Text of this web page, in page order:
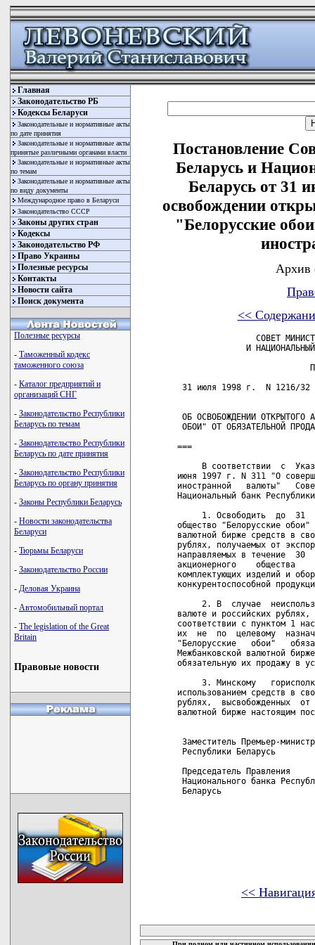
Главная
Законодательство РБ
Кодексы Беларуси
Законодательные и нормативные акты
по дате принятия
Законодательные и нормативные акты
принятые различными органами власти
Законодательные и нормативные акты
по темам
Законодательные и нормативные акты
по виду документы
Международное право в Беларуси
Законодательство СССР
Законы других стран
Кодексы
Законодательство РФ
Право Украины
Полезные ресурсы
Контакты
Новости сайта
Поиск документа
Полезные ресурсы
- Таможенный кодекс
таможенного союза
- Каталог предприятий и
организаций СНГ
- Законодательство Республики
Беларусь по темам
- Законодательство Республики
Беларусь по дате принятия
- Законодательство Республики
Беларусь по органу принятия
- Законы Республики Беларусь
- Новости законодательства
Беларуси
- Тюрьмы Беларуси
- Законодательство России
- Деловая Украина
- Автомобильный портал
- The legislation of the Great
Britain
Правовые новости
Постановление
Беларусь и
Беларусь от 31
освобождении
"Белорусские
Архив
<<
СОВЕТ
И
31 июля 1998 г.  N
ОБ ОСВОБОЖДЕНИИ ОТКРЫТОГО
ОБОИ" ОТ ОБЯЗАТЕЛЬНОЙ
===
В соответствии  с
июня 1997 г. N 311 "О
иностранной   валюты"
Национальный банк
1. Освободить  до  31
общество "Белорусские обои"
валютной бирже средств в
рублях, получаемых от
направляемых в течение
акционерного    общества
комплектующих изделий и
конкурентоспособной
2. В  случае
валюте и российских рублях,
соответствии с пунктом 1
их  не  по  целевому
"Белорусские   обои"
Межбанковской валютной
обязательную их продажу в
3. Минскому
использованием средств в
рублях,  высвобожденных  от
валютной бирже настоящим
Заместитель Премьер-
Республики
Председатель Правления
Национального банка
Беларусь
<<